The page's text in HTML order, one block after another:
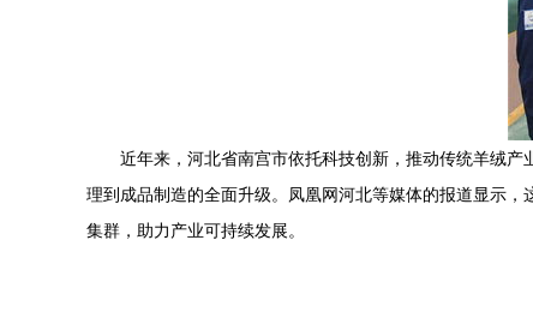
近年来，河北省南宫市依托科技创新，推动传统羊绒
理到成品制造的全面升级。凤凰网河北等媒体的报道显示
集群，助力产业可持续发展。